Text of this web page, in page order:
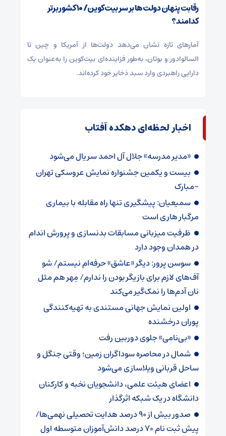
رقابت پنهان دولت‌ها بر سر بیت‌کوین/ ۱۰ کشور برتر
کدامند؟
آمارهای تازه نشان می‌دهد دولت‌ها از آمریکا و چین تا
السالوادور و بوتان، به‌طور فزاینده‌ای بیت‌کوین را به‌عنوان یک
دارایی راهبردی وارد سبد ذخایر خود کرده‌اند.
اخبار لحظه‌ای دهکده آفتاب
«مدیر مدرسه» جلال آل احمد سریال می‌شود
بیست و یکمین جشنواره نمایش عروسکی تهران
-مبارک
سمیعیان: پیشگیری تنها راه مقابله با بیماری
مرگبار هاری است
ظرفیت میزبانی مسابقات بدنسازی و پرورش اندام
در همدان وجود دارد
سوسن پرور: دیگر «عاشق» حرفه‌ام نیستم/ شو
آف‌های لازم برای بازیگر بودن را ندارم/ مِهر هم مثل
نان آدم‌ها را نمک‌گیر می‌کند
اولین نمایش جهانی مستندی به تهیه‌کنندگی
پوران درخشنده
«بی‌نامی» جلوی دوربین رفت
شمال در محاصره سوداگران زمین؛ وقتی جنگل و
ساحل قربانی ویلاسازی می‌شود
اعضای هیئت علمی، دانشجویان نخبه و کارکنان
دانشگاه در یک شبکه‌ اثرگذار
صدور بیش از ۹۰ درصد هدایت تحصیلی نهمی‌ها/
پیش ثبت نام ۷۰ درصد دانش‌آموزان متوسطه اول